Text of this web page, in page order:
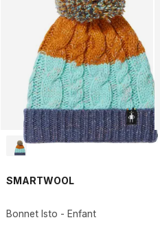
SMARTWOOL
Bonnet Isto - Enfant